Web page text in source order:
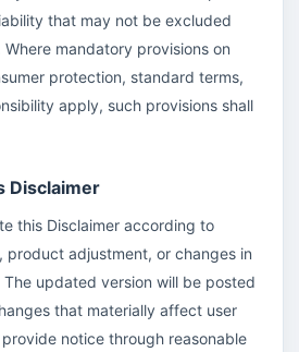
that may not be excluded
mandatory provisions on
protection, standard terms,
apply, such provisions shall
Disclaimer
this Disclaimer according to
product adjustment, or changes in
updated version will be posted
that materially affect user
notice through reasonable